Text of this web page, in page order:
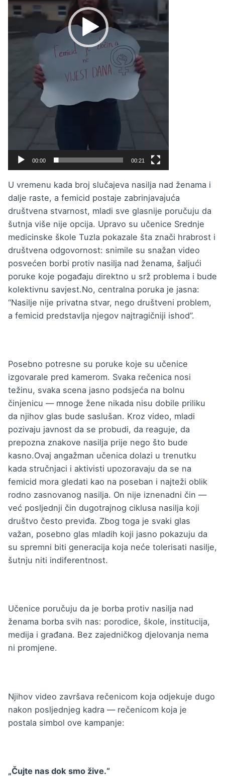
00:00 00:21
U vremenu kada broj slučajeva nasilja nad ženama i
dalje raste, a femicid postaje zabrinjavajuća
društvena stvarnost, mladi sve glasnije poručuju da
šutnja više nije opcija. Upravo su učenice Srednje
medicinske škole Tuzla pokazale šta znači hrabrost i
društvena odgovornost: snimile su snažan video
posvećen borbi protiv nasilja nad ženama, šaljući
poruke koje pogađaju direktno u srž problema i bude
kolektivnu savjest.No, centralna poruka je jasna:
“Nasilje nije privatna stvar, nego društveni problem,
a femicid predstavlja njegov najtragičniji ishod”.
Posebno potresne su poruke koje su učenice
izgovarale pred kamerom. Svaka rečenica nosi
težinu, svaka scena jasno podsjeća na bolnu
činjenicu — mnoge žene nikada nisu dobile priliku
da njihov glas bude saslušan. Kroz video, mladi
pozivaju javnost da se probudi, da reaguje, da
prepozna znakove nasilja prije nego što bude
kasno.Ovaj angažman učenica dolazi u trenutku
kada stručnjaci i aktivisti upozoravaju da se na
femicid mora gledati kao na poseban i najteži oblik
rodno zasnovanog nasilja. On nije iznenadni čin —
već posljednji čin dugotrajnog ciklusa nasilja koji
društvo često previđa. Zbog toga je svaki glas
važan, posebno glas mladih koji jasno pokazuju da
su spremni biti generacija koja neće tolerisati nasilje,
šutnju niti indiferentnost.
Učenice poručuju da je borba protiv nasilja nad
ženama borba svih nas: porodice, škole, institucija,
medija i građana. Bez zajedničkog djelovanja nema
ni promjene.
Njihov video završava rečenicom koja odjekuje dugo
nakon posljednjeg kadra — rečenicom koja je
postala simbol ove kampanje:
„Čujte nas dok smo žive.“